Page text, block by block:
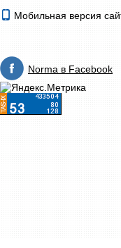
Мобильная версия
Norma в Facebook